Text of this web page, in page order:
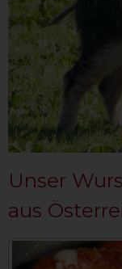
Unser
aus